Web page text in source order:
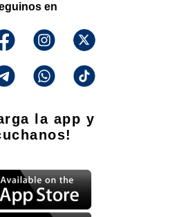
en
la app y